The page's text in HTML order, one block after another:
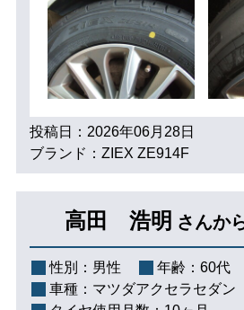
投稿日：2026年06月28日
ブランド：ZIEX ZE914F
高田 浩明 さんか
性別： 男性 年齢： 60代
車種： マツダアクセラセダン